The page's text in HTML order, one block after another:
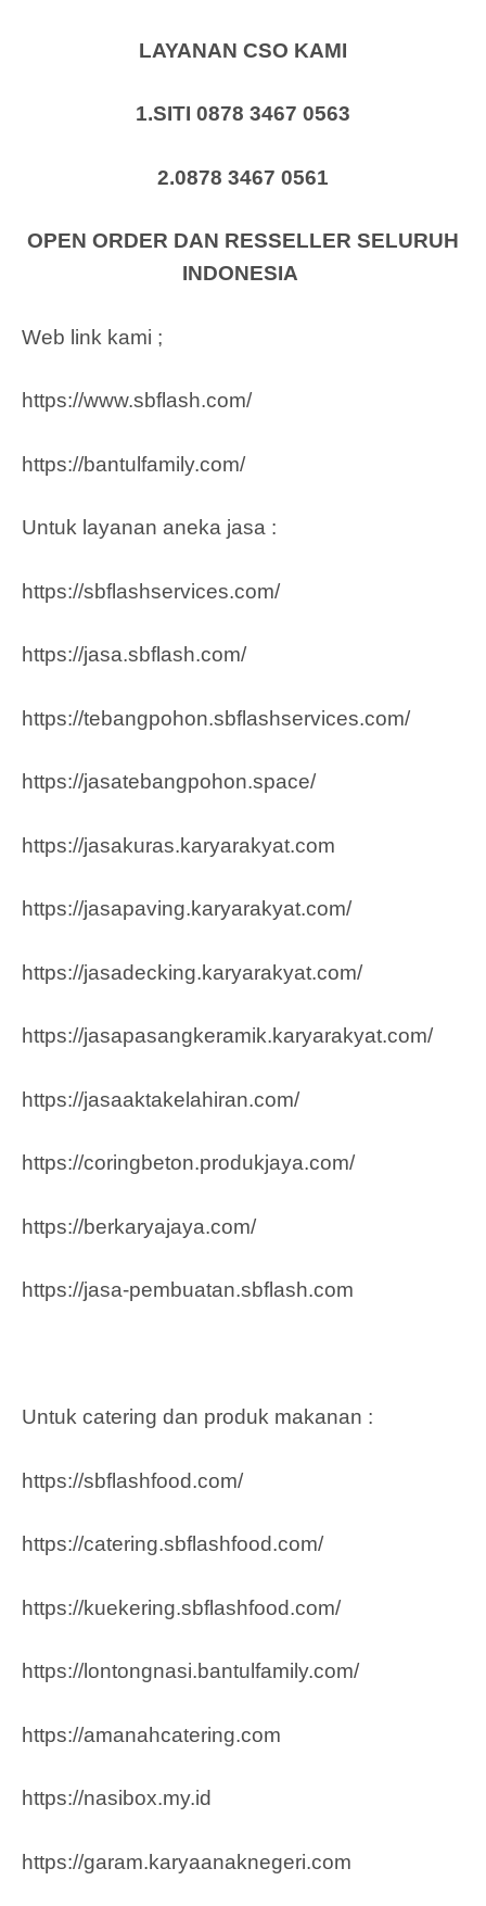
LAYANAN CSO KAMI
1.SITI 0878 3467 0563
2.0878 3467 0561
OPEN ORDER DAN RESSELLER SELURUH
INDONESIA
Web link kami ;
https://www.sbflash.com/
https://bantulfamily.com/
Untuk layanan aneka jasa :
https://sbflashservices.com/
https://jasa.sbflash.com/
https://tebangpohon.sbflashservices.com/
https://jasatebangpohon.space/
https://jasakuras.karyarakyat.com
https://jasapaving.karyarakyat.com/
https://jasadecking.karyarakyat.com/
https://jasapasangkeramik.karyarakyat.com/
https://jasaaktakelahiran.com/
https://coringbeton.produkjaya.com/
https://berkaryajaya.com/
https://jasa-pembuatan.sbflash.com
Untuk catering dan produk makanan :
https://sbflashfood.com/
https://catering.sbflashfood.com/
https://kuekering.sbflashfood.com/
https://lontongnasi.bantulfamily.com/
https://amanahcatering.com
https://nasibox.my.id
https://garam.karyaanaknegeri.com